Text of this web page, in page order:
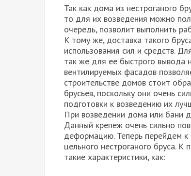
Так как дома из нестроганого
то для их возведения можно
очередь, позволит выполнить
К тому же, доставка такого
использования сил и средств.
так же для ее быстрого вывода
вентилируемых фасадов
строительстве домов стоит
брусьев, поскольку они очень
подготовки к возведению их
При возведении дома или бани
Данный крепеж очень сильно
деформацию. Теперь перейдем к
цельного нестроганого бруса. К
такие характеристики, как: